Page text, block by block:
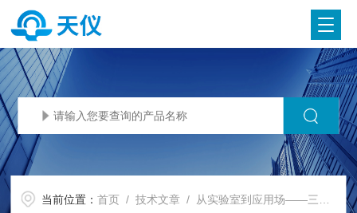
当前位置：首页 /技术文章 / 从实验室到应用场——三维超声波风速风向仪的进化之路